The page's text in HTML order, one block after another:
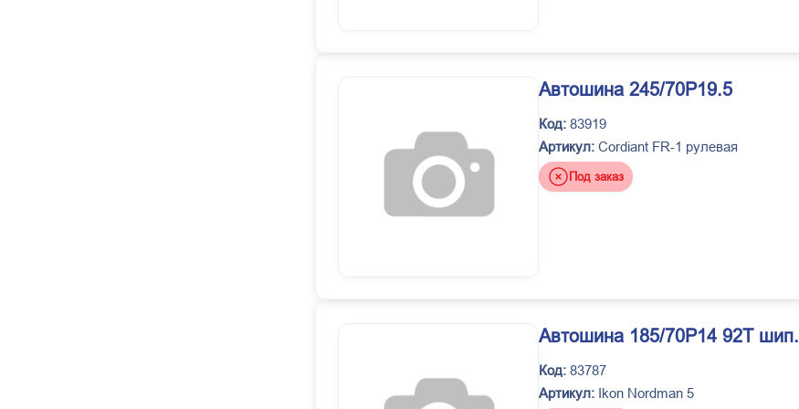
Автошина 245/70Р19.5
Код: 83919
Артикул: Cordiant FR-1 рулевая
Под заказ
Автошина 185/70Р14 92Т шип.
Код: 83787
Артикул: Ikon Nordman 5